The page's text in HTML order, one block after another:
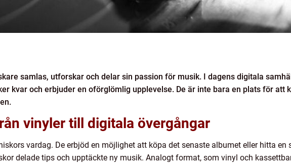
samlas, utforskar och delar sin passion för musik. I dagens digitala
kvar och erbjuder en oförglömlig upplevelse. De är inte bara en plats för att
vinyler till digitala övergångar
vardag. De erbjöd en möjlighet att köpa det senaste albumet eller hitta en
delade tips och upptäckte ny musik. Analogt format, som vinyl och